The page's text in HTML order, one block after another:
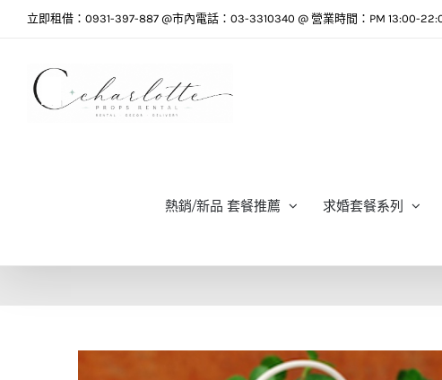
立即租借：0931-397-887 @市內電話：03-3310340 @ 營業時間：PM 13:00-
熱銷/新品 套餐推薦 求婚套餐系列